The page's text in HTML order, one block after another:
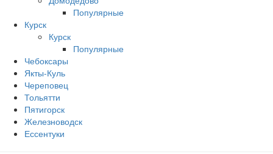
Популярные
Курск
Курск
Популярные
Чебоксары
Якты-Куль
Череповец
Тольятти
Пятигорск
Железноводск
Ессентуки